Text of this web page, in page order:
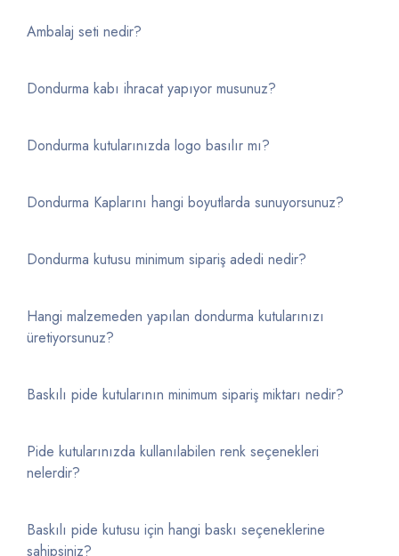
Ambalaj seti nedir?
Dondurma kabı ihracat yapıyor musunuz?
Dondurma kutularınızda logo basılır mı?
Dondurma Kaplarını hangi boyutlarda sunuyorsunuz?
Dondurma kutusu minimum sipariş adedi nedir?
Hangi malzemeden yapılan dondurma kutularınızı
üretiyorsunuz?
Baskılı pide kutularının minimum sipariş miktarı nedir?
Pide kutularınızda kullanılabilen renk seçenekleri
nelerdir?
Baskılı pide kutusu için hangi baskı seçeneklerine
sahipsiniz?